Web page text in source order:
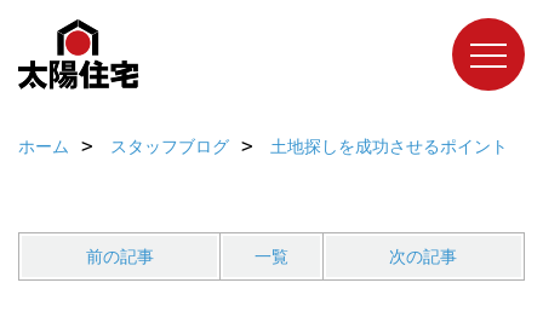
ホーム スタッフブログ 土地探しを成功させるポイント
前の記事 一覧 次の記事